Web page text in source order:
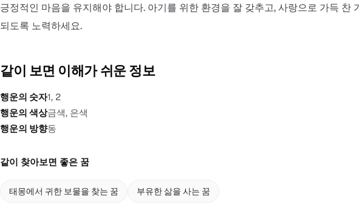
긍정적인 마음을 유지해야 합니다. 아기를 위한 환경을 잘 갖추고, 사랑으로 가득 찬
되도록 노력하세요.
같이 보면 이해가 쉬운 정보
행운의 숫자1, 2
행운의 색상금색, 은색
행운의 방향동
같이 찾아보면 좋은 꿈
태몽에서 귀한 보물을 찾는 꿈 부유한 삶을 사는 꿈